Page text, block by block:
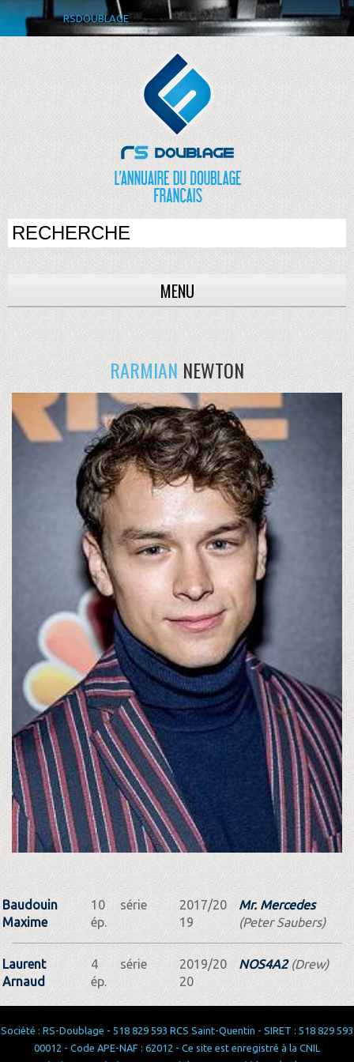
RSDOUBLAGE
MENU
RARMIANNEWTON
Baudouin
Maxime
10
ép.
série
2017/20
19
Mr. Mercedes
(Peter Saubers)
Laurent
Arnaud
4
ép.
série
2019/20
20
NOS4A2(Drew)
Société : RS-Doublage - 518 829 593 RCS Saint-Quentin - SIRET : 518 829 593
00012 - Code APE-NAF : 62012 - Ce site est enregistré à la CNIL